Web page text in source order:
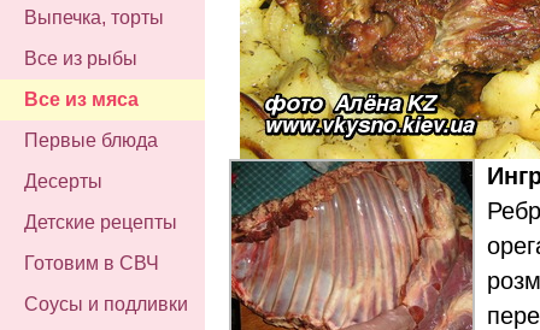
Выпечка, торты
Все из рыбы
Все из мяса
Первые блюда
Десерты
Детские рецепты
Готовим в СВЧ
Соусы и подливки